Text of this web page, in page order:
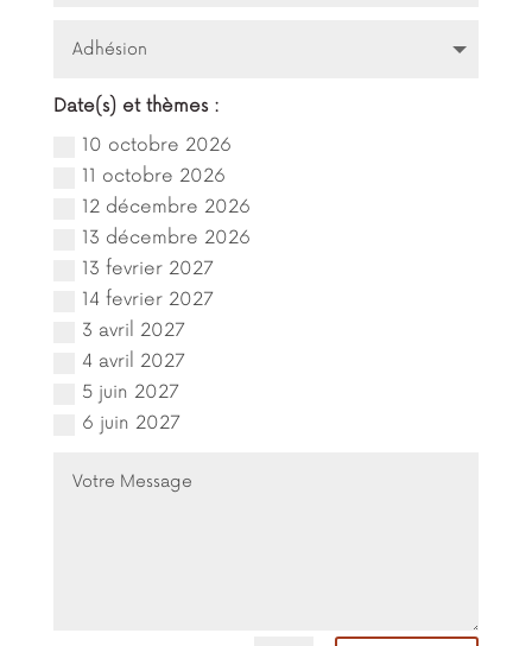
Date(s) et thèmes :
10 octobre 2026
11 octobre 2026
12 décembre 2026
13 décembre 2026
13 fevrier 2027
14 fevrier 2027
3 avril 2027
4 avril 2027
5 juin 2027
6 juin 2027